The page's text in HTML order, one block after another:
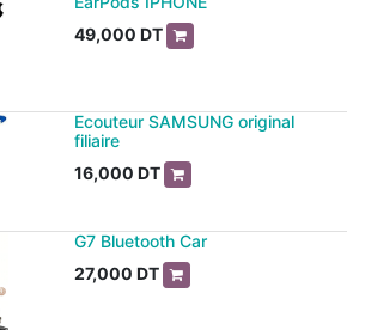
49,000 DT
Ecouteur SAMSUNG original
filiaire
16,000 DT
G7 Bluetooth Car
27,000 DT